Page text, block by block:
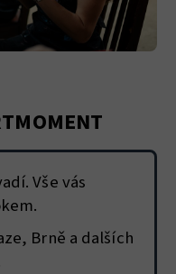
Vše vás
Brně a dalších